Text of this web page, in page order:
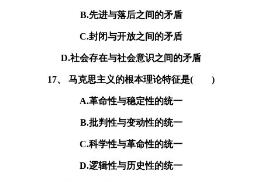
B.先进与落后之间的矛盾
C.封闭与开放之间的矛盾
D.社会存在与社会意识之间的矛盾
17、 马克思主义的根本理论特征是( )
A.革命性与稳定性的统一
B.批判性与变动性的统一
C.科学性与革命性的统一
D.逻辑性与历史性的统一